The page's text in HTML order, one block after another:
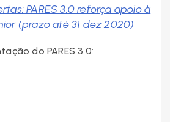
PARES 3.0 reforça apoio à
(prazo até 31 dez 2020)
do PARES 3.0: